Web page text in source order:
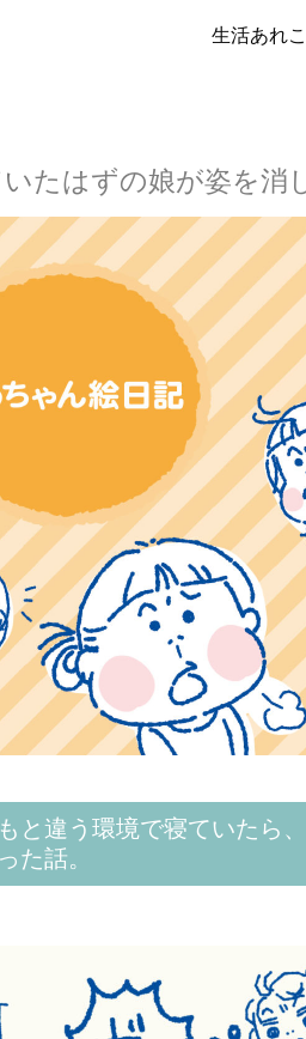
生活あれ
たはずの娘が姿を消
と違う環境で寝ていたら
た話。